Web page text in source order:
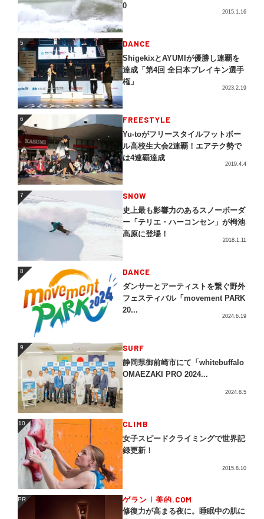
0
2015.1.16
5 DANCE
ShigekixとAYUMIが優勝し連覇を
達成「第4回 全日本ブレイキン選手
権」
2023.2.19
6 FREESTYLE
Yu-toがフリースタイルフットボー
ル高校生大会2連覇！エアテク勢で
は4連覇達成
2019.4.4
7 SNOW
史上最も影響力のあるスノーボーダ
ー「テリエ・ハーコンセン」が栂池
高原に登場！
2018.1.11
8 DANCE
ダンサーとアーティストを繋ぐ野外
フェスティバル「movement PARK
20...
2024.6.19
9 SURF
静岡県御前崎市にて「whitebuffalo
OMAEZAKI PRO 2024...
2024.8.5
10 CLIMB
女子スピードクライミングで世界記
録更新！
2015.8.10
PR ゲラン｜美的.COM
修復力が高まる夜に。睡眠中の肌に